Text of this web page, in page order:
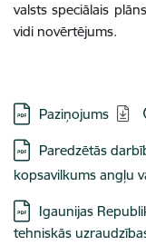
valsts speciālais
vidi novērtējums.
Lejupielādēt:
Paziņojums
Lejupielādēt:
Paredzētās
kopsavilkums angļu
Lejupielādēt:
Igaunijas
tehniskās